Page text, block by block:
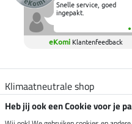
Snelle service, goed
ingepakt.
eKomi Klantenfeedback
Klimaatneutrale shop
Heb jij ook een Cookie voor je